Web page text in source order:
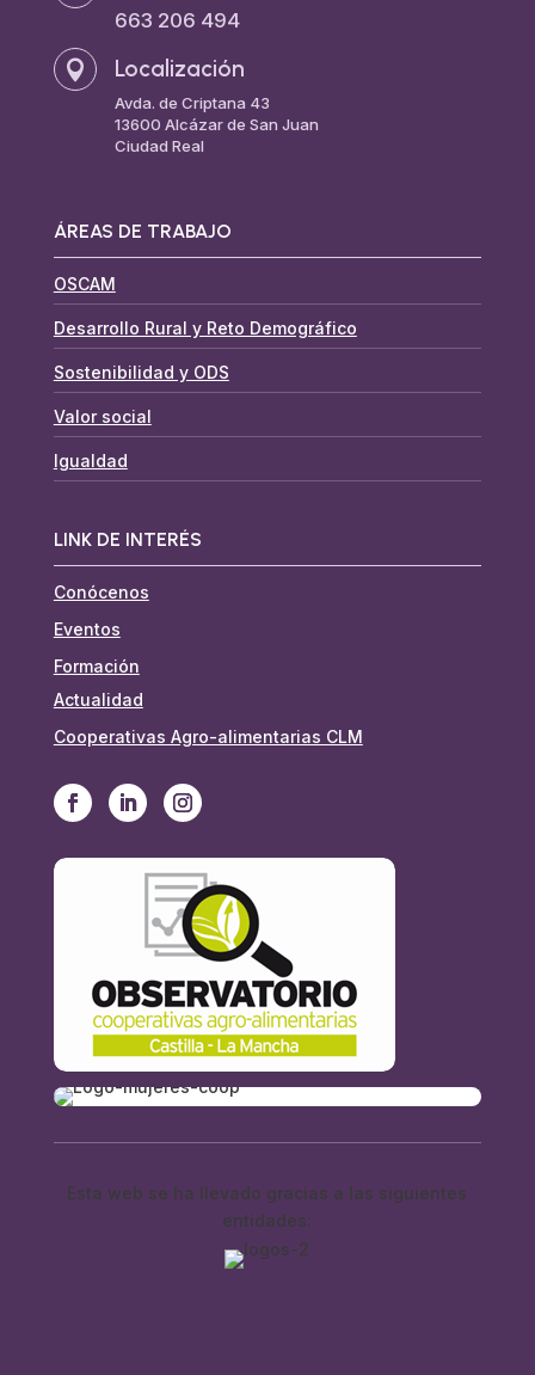
663 206 494
 Localización
Avda. de Criptana 43
13600 Alcázar de San Juan
Ciudad Real
ÁREAS DE TRABAJO
OSCAM
Desarrollo Rural y Reto Demográfico
Sostenibilidad y ODS
Valor social
Igualdad
LINK DE INTERÉS
Conócenos
Eventos
Formación
Actualidad
Cooperativas Agro-alimentarias CLM
Esta web se ha llevado gracias a las siguientes
entidades: